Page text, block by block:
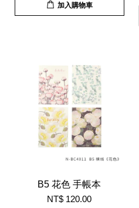
加入購物車
B5 花色 手帳本
NT$ 120.00